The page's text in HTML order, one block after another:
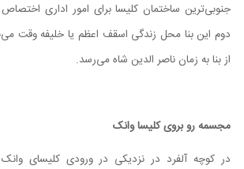
جنوبی‌ترین ساختمان کلیسا برای امور اداری
دوم این بنا محل زندگی اسقف اعظم یا خلیفه وقت
از بنا به زمان ناصر الدین شاه می‌رسد.
مجسمه رو بروی کلیسا وانک
در کوچه آلفرد در نزدیکی در ورودی کلیسای